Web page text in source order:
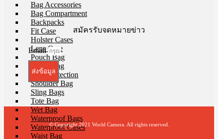
Bag Accessories
Bag Compartment
Backpacks
Fit Case
Holster Cases
Lens Case
Pouch Bag
Roller Bag
Rain Protection
Shoulder Bag
Sling Bags
Tote Bag
Wet Bag
Waterproof Bags
Waterproof Cases
Waist Bag
สมัครรับจดหมายข่าว
Email
ส่งข้อมูล
© Copyright 2021 World Camera. All rights reserved.